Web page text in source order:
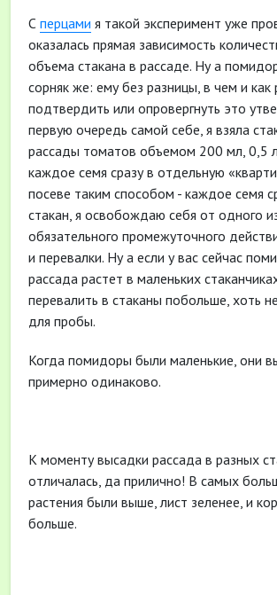
С перцами я такой эксперимент уже
оказалась прямая зависимость
объема стакана в рассаде. Ну а
сорняк же: ему без разницы, в чем и как
подтвердить или опровергнуть это
первую очередь самой себе, я взяла
рассады томатов объемом 200 мл, 0,5
каждое семя сразу в отдельную
посеве таким способом - каждое семя
стакан, я освобождаю себя от одного
обязательного промежуточного
и перевалки. Ну а если у вас сейчас
рассада растет в маленьких
перевалить в стаканы побольше, хоть
для пробы.
Когда помидоры были маленькие, они
примерно одинаково.
К моменту высадки рассада в разных
отличалась, да прилично! В самых
растения были выше, лист зеленее, и
больше.